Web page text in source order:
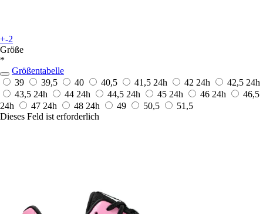
+-2
Größe
*
Größentabelle
39
39,5 40 40,5 41,5 24h 42 24h 42,5 24h
43,5 24h 44 24h 44,5 24h 45 24h 46 24h
46,5
24h
47 24h 48 24h 49 50,5
51,5
Dieses Feld ist erforderlich